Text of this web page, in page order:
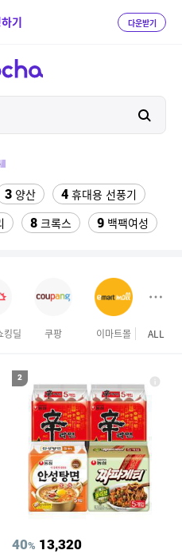
기 다운받기
3 양산 4 휴대용 선풍기
8 크록스 9 백팩여성
100단 아이스 터보 MAX
곡 글램핑 메가 커피 ALL
킹딜 쿠팡 이마트몰 롯데
2
40% 13,320